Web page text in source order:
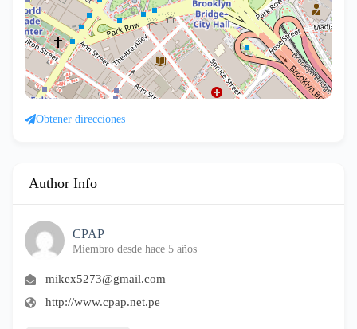
Obtener direcciones
Author Info
CPAP
Miembro desde hace 5 años
mikex5273@gmail.com
http://www.cpap.net.pe